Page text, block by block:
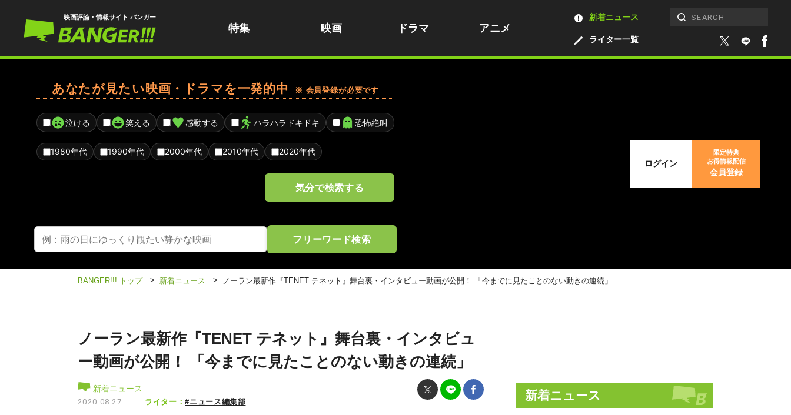
映画評論・情報サイト バンガー
特集 映画 ドラマ アニメ
ライター一覧
新着ニュース
あなたが見たい映画・ドラマを一発的中 ※ 会員登録が必要です
泣ける 笑える 感動する ハラハラドキドキ 恐怖絶叫
1980年代 1990年代 2000年代 2010年代 2020年代
気分で検索する
フリーワード検索
ログイン
限定特典
お得情報配信
会員登録
BANGER!!! トップ > 新着ニュース > ノーラン最新作『TENET テネット』舞台裏・インタビュー動画が公開！ 「今までに見たことのない動きの連続」
ノーラン最新作『TENET テネット』舞台裏・インタビュ
ー動画が公開！ 「今までに見たことのない動きの連続」
新着ニュース
2020.08.27 ライター：#ニュース編集部 新着ニュース